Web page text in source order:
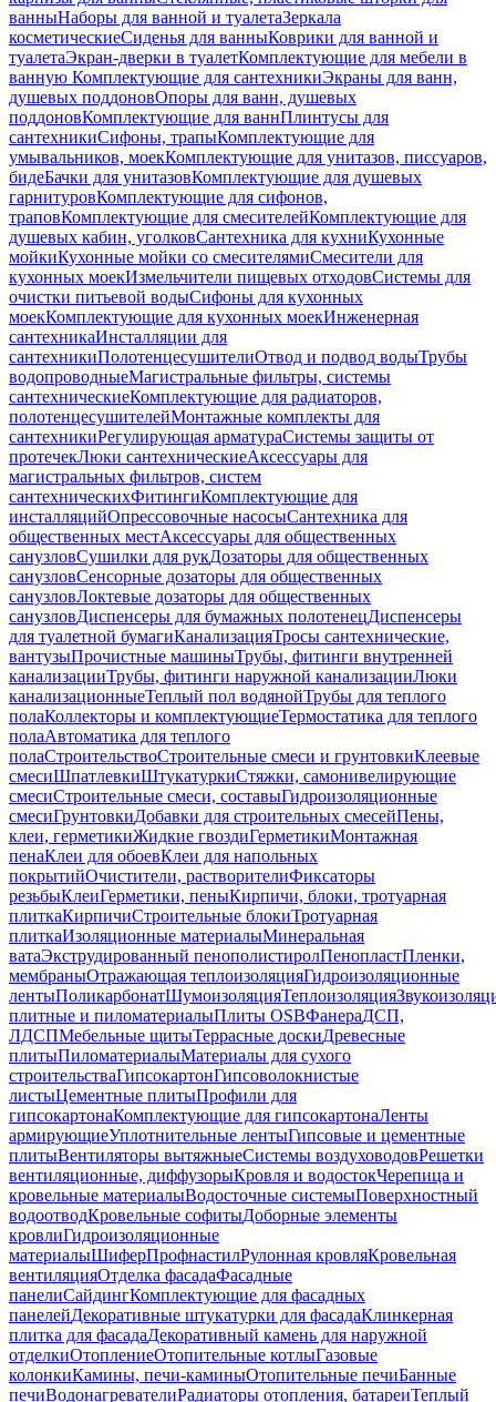
ванныНаборы для ванной и туалетаЗеркала
косметическиеСиденья для ванныКоврики для ванной и
туалетаЭкран-дверки в туалетКомплектующие для мебели в
ванную Комплектующие для сантехникиЭкраны для ванн,
душевых поддоновОпоры для ванн, душевых
поддоновКомплектующие для ваннПлинтусы для
сантехникиСифоны, трапыКомплектующие для
умывальников, моекКомплектующие для унитазов, писсуаров,
бидеБачки для унитазовКомплектующие для душевых
гарнитуровКомплектующие для сифонов,
траповКомплектующие для смесителейКомплектующие для
душевых кабин, уголковСантехника для кухниКухонные
мойкиКухонные мойки со смесителямиСмесители для
кухонных моекИзмельчители пищевых отходовСистемы для
очистки питьевой водыСифоны для кухонных
моекКомплектующие для кухонных моекИнженерная
сантехникаИнсталляции для
сантехникиПолотенцесушителиОтвод и подвод водыТрубы
водопроводныеМагистральные фильтры, системы
сантехническиеКомплектующие для радиаторов,
полотенцесушителейМонтажные комплекты для
сантехникиРегулирующая арматураСистемы защиты от
протечекЛюки сантехническиеАксессуары для
магистральных фильтров, систем
сантехническихФитингиКомплектующие для
инсталляцийОпрессовочные насосыСантехника для
общественных местАксессуары для общественных
санузловСушилки для рукДозаторы для общественных
санузловСенсорные дозаторы для общественных
санузловЛоктевые дозаторы для общественных
санузловДиспенсеры для бумажных полотенецДиспенсеры
для туалетной бумагиКанализацияТросы сантехнические,
вантузыПрочистные машиныТрубы, фитинги внутренней
канализацииТрубы, фитинги наружной канализацииЛюки
канализационныеТеплый пол водянойТрубы для теплого
полаКоллекторы и комплектующиеТермостатика для теплого
полаАвтоматика для теплого
полаСтроительствоСтроительные смеси и грунтовкиКлеевые
смесиШпатлевкиШтукатуркиСтяжки, самонивелирующие
смесиСтроительные смеси, составыГидроизоляционные
смесиГрунтовкиДобавки для строительных смесейПены,
клеи, герметикиЖидкие гвоздиГерметикиМонтажная
пенаКлеи для обоевКлеи для напольных
покрытийОчистители, растворителиФиксаторы
резьбыКлеиГерметики, пеныКирпичи, блоки, тротуарная
плиткаКирпичиСтроительные блокиТротуарная
плиткаИзоляционные материалыМинеральная
ватаЭкструдированный пенополистиролПенопластПленки,
мембраныОтражающая теплоизоляцияГидроизоляционные
лентыПоликарбонатШумоизоляцияТеплоизоляция
плитные и пиломатериалыПлиты OSBФанераДСП,
ЛДСПМебельные щитыТеррасные доскиДревесные
плитыПиломатериалыМатериалы для сухого
строительстваГипсокартонГипсоволокнистые
листыЦементные плитыПрофили для
гипсокартонаКомплектующие для гипсокартонаЛенты
армирующиеУплотнительные лентыГипсовые и цементные
плитыВентиляторы вытяжныеСистемы воздуховодовРешетки
вентиляционные, диффузорыКровля и водостокЧерепица и
кровельные материалыВодосточные системыПоверхностный
водоотводКровельные софитыДоборные элементы
кровлиГидроизоляционные
материалыШиферПрофнастилРулонная кровляКровельная
вентиляцияОтделка фасадаФасадные
панелиСайдингКомплектующие для фасадных
панелейДекоративные штукатурки для фасадаКлинкерная
плитка для фасадаДекоративный камень для наружной
отделкиОтоплениеОтопительные котлыГазовые
колонкиКамины, печи-каминыОтопительные печиБанные
печиВодонагревателиРадиаторы отопления, батареиТеплый